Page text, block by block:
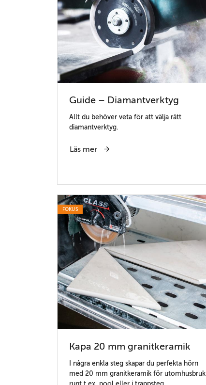
Guide – Diamantverktyg
Allt du behöver veta för att välja rätt
diamantverktyg.
Läs mer
FOKUS
Kapa 20 mm granitkeramik
I några enkla steg skapar du perfekta hörn
med 20 mm granitkeramik för utomhusbruk
runt t.ex. pool eller i trappsteg.